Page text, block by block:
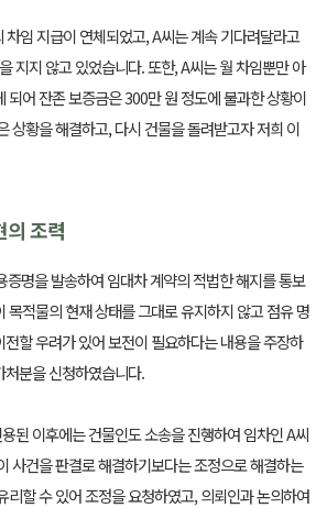
차임 지급이 연체되었고, A씨는 계속 기다려달라고
지지 않고 있었습니다. 또한, A씨는 월 차임뿐만 아
되어 잔존 보증금은 300만 원 정도에 불과한 상황이
상황을 해결하고, 다시 건물을 돌려받고자 저희 이
의 조력
증명을 발송하여 임대차 계약의 적법한 해지를 통보
목적물의 현재 상태를 그대로 유지하지 않고 점유 명
할 우려가 있어 보전이 필요하다는 내용을 주장하
분을 신청하였습니다.
된 이후에는 건물인도 소송을 진행하여 임차인 A씨
사건을 판결로 해결하기보다는 조정으로 해결하는
리할 수 있어 조정을 요청하였고, 의뢰인과 논의하여